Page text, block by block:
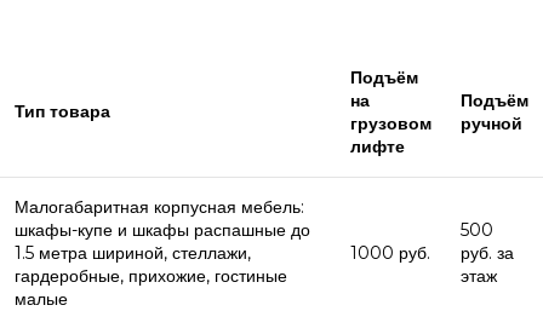
Тип товара
Подъём
на
грузовом
лифте
Подъём
ручной
Малогабаритная корпусная мебель:
шкафы-купе и шкафы распашные до
1.5 метра шириной, стеллажи,
гардеробные, прихожие, гостиные
малые
1000 руб.
500
руб. за
этаж